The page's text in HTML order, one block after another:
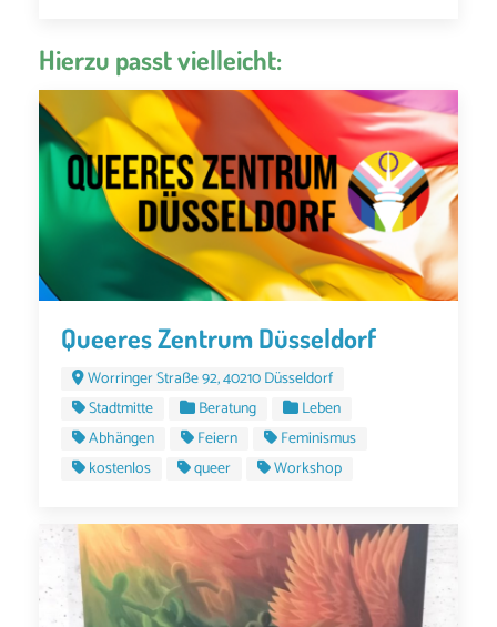
Hierzu passt vielleicht:
Queeres Zentrum Düsseldorf
Worringer Straße 92, 40210 Düsseldorf
Stadtmitte
Beratung
Leben
Abhängen
Feiern
Feminismus
kostenlos
queer Workshop